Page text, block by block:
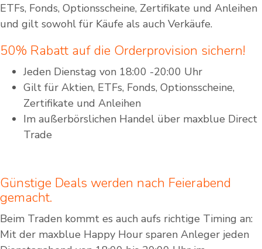
ETFs, Fonds, Optionsscheine, Zertifikate und Anleihen
und gilt sowohl für Käufe als auch Verkäufe.
50% Rabatt auf die Orderprovision sichern!
Jeden Dienstag von 18:00 -20:00 Uhr
Gilt für Aktien, ETFs, Fonds, Optionsscheine,
Zertifikate und Anleihen
Im außerbörslichen Handel über maxblue Direct
Trade
Günstige Deals werden nach Feierabend
gemacht.
Beim Traden kommt es auch aufs richtige Timing an:
Mit der maxblue Happy Hour sparen Anleger jeden